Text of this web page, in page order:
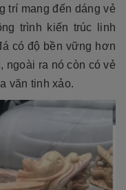
trí mang đến dáng vẻ
trình kiến trúc linh
có độ bền vững hơn
ngoài ra nó còn có vẻ
văn tinh xảo.